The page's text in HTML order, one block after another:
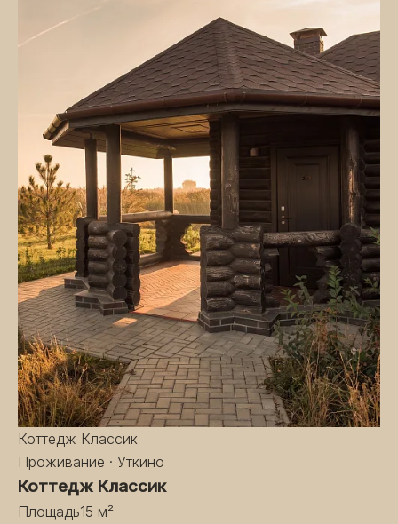
Коттедж Классик
Проживание · Уткино
Коттедж Классик
Площадь15 м²